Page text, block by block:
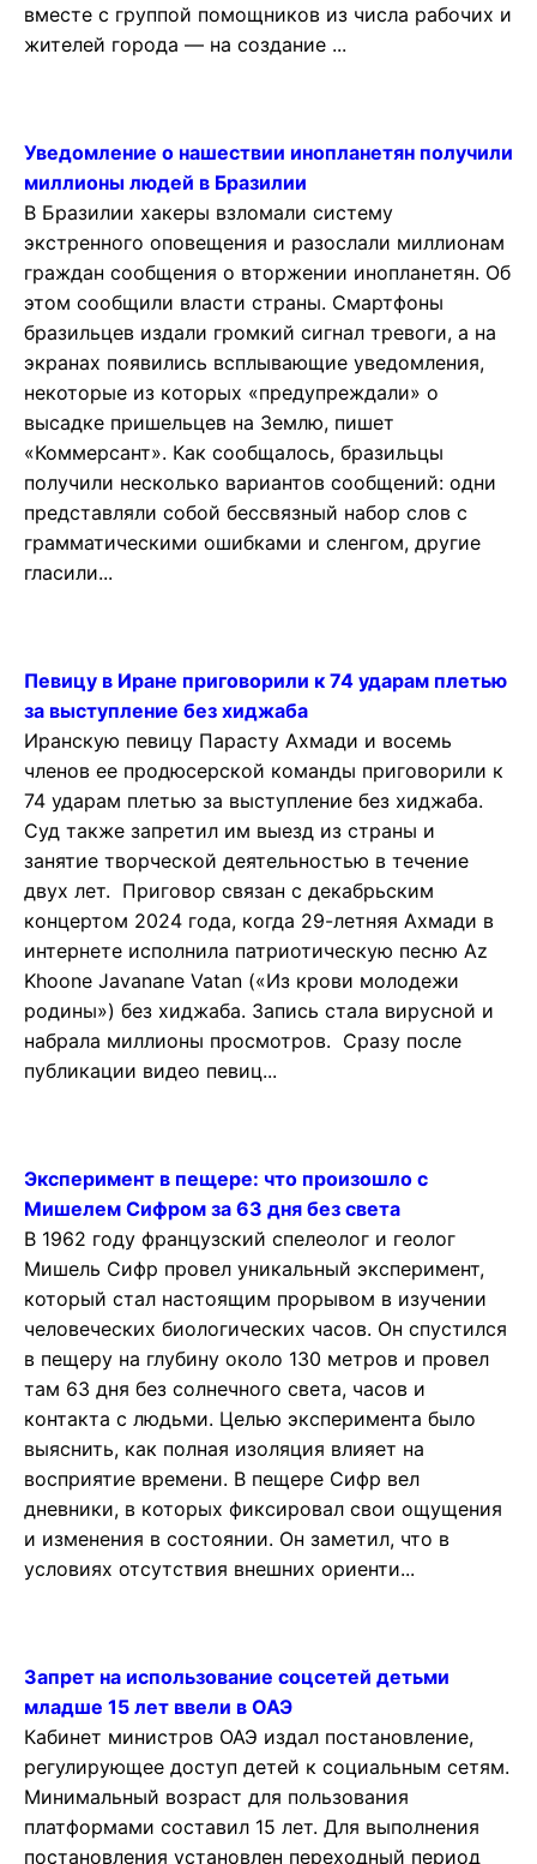
вместе с группой помощников из числа рабочих и
жителей города — на создание ...
Уведомление о нашествии инопланетян получили
миллионы людей в Бразилии
В Бразилии хакеры взломали систему
экстренного оповещения и разослали миллионам
граждан сообщения о вторжении инопланетян. Об
этом сообщили власти страны. Смартфоны
бразильцев издали громкий сигнал тревоги, а на
экранах появились всплывающие уведомления,
некоторые из которых «предупреждали» о
высадке пришельцев на Землю, пишет
«Коммерсант». Как сообщалось, бразильцы
получили несколько вариантов сообщений: одни
представляли собой бессвязный набор слов с
грамматическими ошибками и сленгом, другие
гласили...
Певицу в Иране приговорили к 74 ударам плетью
за выступление без хиджаба
Иранскую певицу Парасту Ахмади и восемь
членов ее продюсерской команды приговорили к
74 ударам плетью за выступление без хиджаба.
Суд также запретил им выезд из страны и
занятие творческой деятельностью в течение
двух лет. Приговор связан с декабрьским
концертом 2024 года, когда 29-летняя Ахмади в
интернете исполнила патриотическую песню Az
Khoone Javanane Vatan («Из крови молодежи
родины») без хиджаба. Запись стала вирусной и
набрала миллионы просмотров. Сразу после
публикации видео певиц...
Эксперимент в пещере: что произошло с
Мишелем Сифром за 63 дня без света
В 1962 году французский спелеолог и геолог
Мишель Сифр провел уникальный эксперимент,
который стал настоящим прорывом в изучении
человеческих биологических часов. Он спустился
в пещеру на глубину около 130 метров и провел
там 63 дня без солнечного света, часов и
контакта с людьми. Целью эксперимента было
выяснить, как полная изоляция влияет на
восприятие времени. В пещере Сифр вел
дневники, в которых фиксировал свои ощущения
и изменения в состоянии. Он заметил, что в
условиях отсутствия внешних ориенти...
Запрет на использование соцсетей детьми
младше 15 лет ввели в ОАЭ
Кабинет министров ОАЭ издал постановление,
регулирующее доступ детей к социальным сетям.
Минимальный возраст для пользования
платформами составил 15 лет. Для выполнения
постановления установлен переходный период